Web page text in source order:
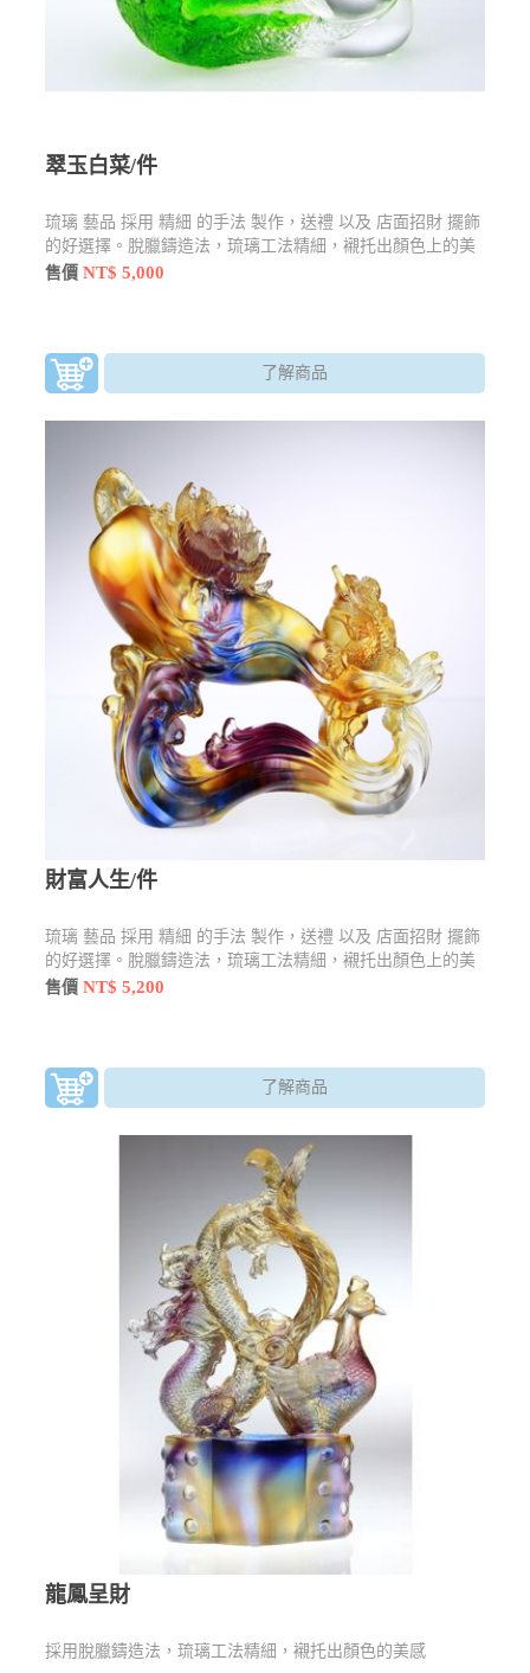
翠玉白菜/件
琉璃 藝品 採用 精細 的手法 製作，送禮 以及 店面招財 擺飾
的好選擇。脫臘鑄造法，琉璃工法精細，襯托出顏色上的美
感
售價NT$ 5,000
了解商品
財富人生/件
琉璃 藝品 採用 精細 的手法 製作，送禮 以及 店面招財 擺飾
的好選擇。脫臘鑄造法，琉璃工法精細，襯托出顏色上的美
感
售價NT$ 5,200
了解商品
龍鳳呈財
採用脫臘鑄造法，琉璃工法精細，襯托出顏色的美感